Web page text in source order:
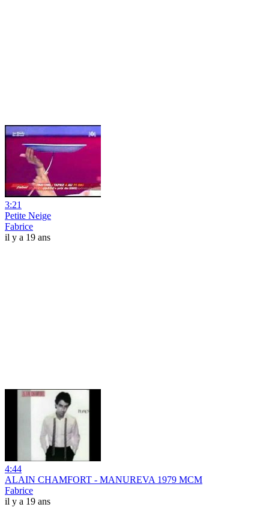
3:21
Petite Neige
Fabrice
il y a 19 ans
4:44
ALAIN CHAMFORT - MANUREVA 1979 MCM
Fabrice
il y a 19 ans